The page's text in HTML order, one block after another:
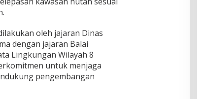
oleh jajaran Dinas
dengan jajaran Balai
Lingkungan Wilayah 8
untuk menjaga
pengembangan